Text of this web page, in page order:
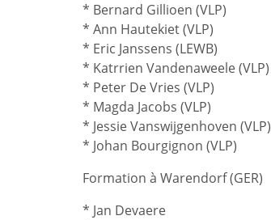
* Bernard Gillioen (VLP)
* Ann Hautekiet (VLP)
* Eric Janssens (LEWB)
* Katrrien Vandenaweele (VLP)
* Peter De Vries (VLP)
* Magda Jacobs (VLP)
* Jessie Vanswijgenhoven (VLP)
* Johan Bourgignon (VLP)
Formation à Warendorf (GER)
* Jan Devaere